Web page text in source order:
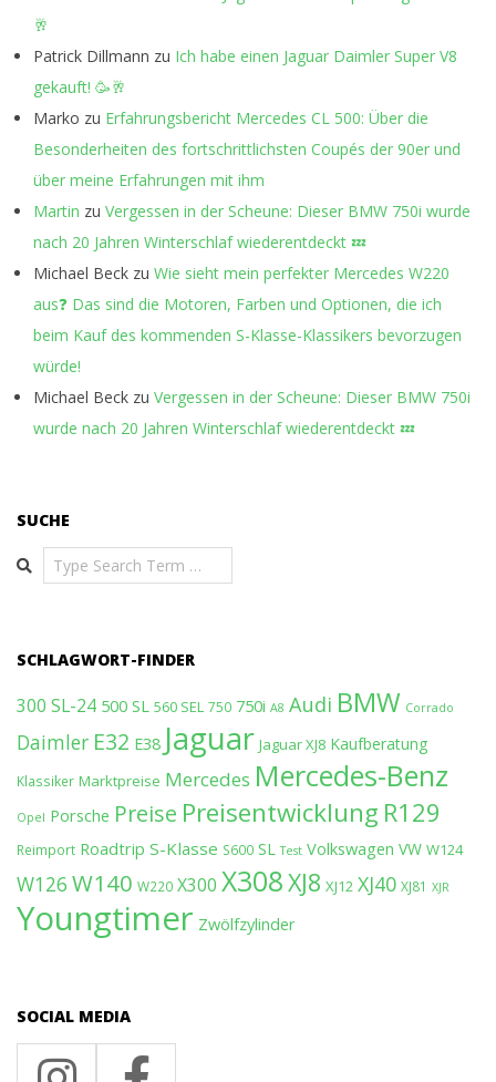
🥂
Patrick Dillmann zu Ich habe einen Jaguar Daimler Super V8
gekauft! 🥳🥂
Marko zu Erfahrungsbericht Mercedes CL 500: Über die
Besonderheiten des fortschrittlichsten Coupés der 90er und
über meine Erfahrungen mit ihm
Martin zu Vergessen in der Scheune: Dieser BMW 750i wurde
nach 20 Jahren Winterschlaf wiederentdeckt 💤
Michael Beck zu Wie sieht mein perfekter Mercedes W220
aus❓ Das sind die Motoren, Farben und Optionen, die ich
beim Kauf des kommenden S-Klasse-Klassikers bevorzugen
würde!
Michael Beck zu Vergessen in der Scheune: Dieser BMW 750i
wurde nach 20 Jahren Winterschlaf wiederentdeckt 💤
SUCHE
Search
SCHLAGWORT-FINDER
300 SL-24 500 SL 560 SEL 750 750i A8 Audi BMW Corrado
Daimler E32 E38 Jaguar Jaguar XJ8 Kaufberatung
Klassiker Marktpreise Mercedes Mercedes-Benz
Opel Porsche Preise Preisentwicklung R129
Reimport Roadtrip S-Klasse S600 SL Test Volkswagen VW W124
W126 W140 W220 X300 X308XJ8 XJ12 XJ40 XJ81 XJR
Youngtimer Zwölfzylinder
SOCIAL MEDIA